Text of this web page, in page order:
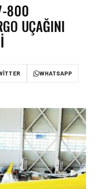
800
UÇAĞINI
WHATSAPP